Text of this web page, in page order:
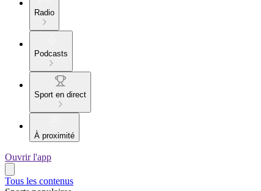
Radio
Podcasts
Sport en direct
À proximité
Ouvrir l'app
Tous les contenus